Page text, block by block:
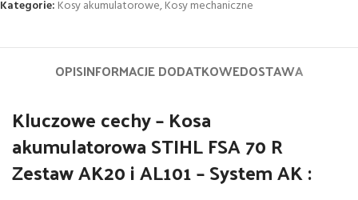
Kategorie: Kosy akumulatorowe,Kosy mechaniczne
OPISINFORMACJE DODATKOWEDOSTAWA
Kluczowe cechy – Kosa
akumulatorowa STIHL FSA 70 R
Zestaw AK20 i AL101 – System AK :